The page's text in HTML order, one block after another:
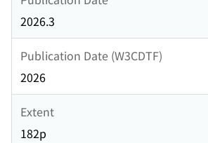
2026.3
Publication Date (W3CDTF)
2026
Extent
182p